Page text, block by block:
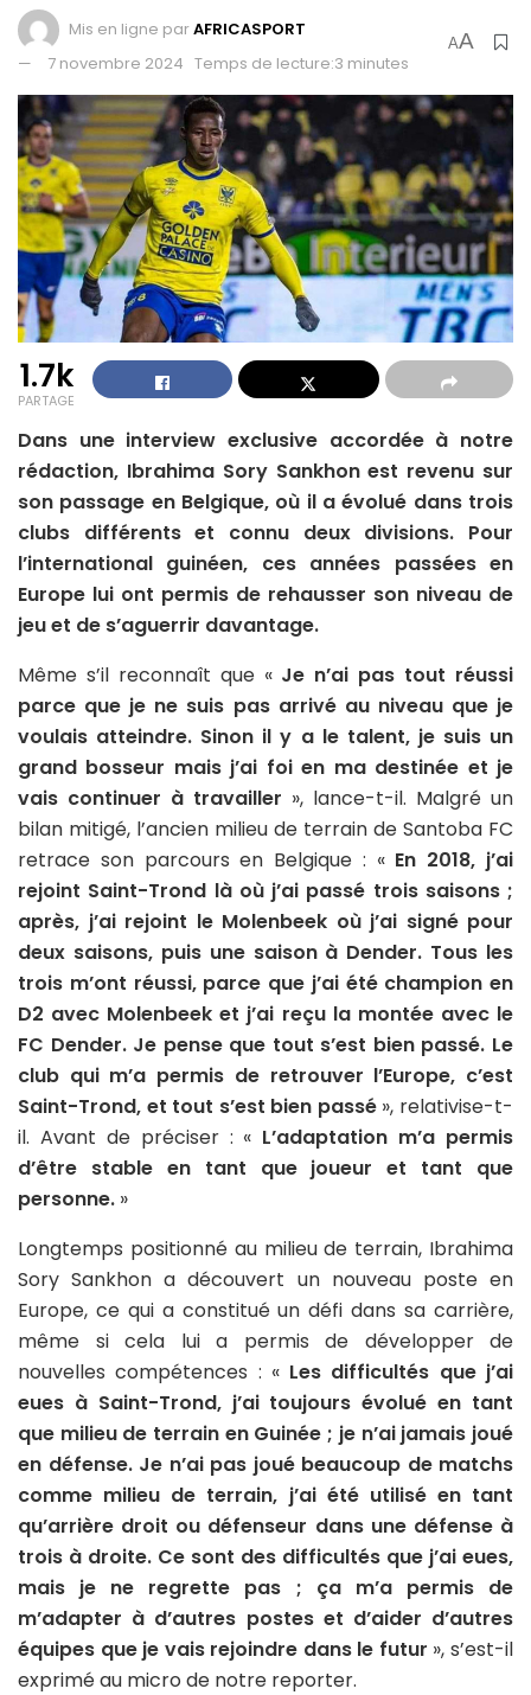
Mis en ligne parAFRICASPORT
7 novembre 2024 Temps de lecture:3 minutes
AA
1.7k
PARTAGE
Dans une interview exclusive accordée à notre
rédaction, Ibrahima Sory Sankhon est revenu sur
son passage en Belgique, où il a évolué dans trois
clubs différents et connu deux divisions. Pour
l’international guinéen, ces années passées en
Europe lui ont permis de rehausser son niveau de
jeu et de s’aguerrir davantage.
Même s’il reconnaît que « Je n’ai pas tout réussi
parce que je ne suis pas arrivé au niveau que je
voulais atteindre. Sinon il y a le talent, je suis un
grand bosseur mais j’ai foi en ma destinée et je
vais continuer à travailler », lance-t-il. Malgré un
bilan mitigé, l’ancien milieu de terrain de Santoba FC
retrace son parcours en Belgique : « En 2018, j’ai
rejoint Saint-Trond là où j’ai passé trois saisons ;
après, j’ai rejoint le Molenbeek où j’ai signé pour
deux saisons, puis une saison à Dender. Tous les
trois m’ont réussi, parce que j’ai été champion en
D2 avec Molenbeek et j’ai reçu la montée avec le
FC Dender. Je pense que tout s’est bien passé. Le
club qui m’a permis de retrouver l’Europe, c’est
Saint-Trond, et tout s’est bien passé», relativise-t-
il. Avant de préciser : « L’adaptation m’a permis
d’être stable en tant que joueur et tant que
personne. »
Longtemps positionné au milieu de terrain, Ibrahima
Sory Sankhon a découvert un nouveau poste en
Europe, ce qui a constitué un défi dans sa carrière,
même si cela lui a permis de développer de
nouvelles compétences : « Les difficultés que j’ai
eues à Saint-Trond, j’ai toujours évolué en tant
que milieu de terrain en Guinée ; je n’ai jamais joué
en défense. Je n’ai pas joué beaucoup de matchs
comme milieu de terrain, j’ai été utilisé en tant
qu’arrière droit ou défenseur dans une défense à
trois à droite. Ce sont des difficultés que j’ai eues,
mais je ne regrette pas ; ça m’a permis de
m’adapter à d’autres postes et d’aider d’autres
équipes que je vais rejoindre dans le futur », s’est-il
exprimé au micro de notre reporter.